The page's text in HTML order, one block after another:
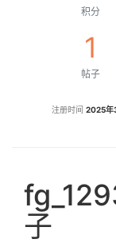
积分
1
帖子
注册时间 2025年
子